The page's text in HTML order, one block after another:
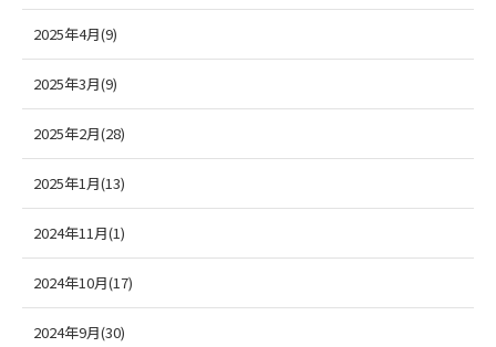
2025年4月(9)
2025年3月(9)
2025年2月(28)
2025年1月(13)
2024年11月(1)
2024年10月(17)
2024年9月(30)